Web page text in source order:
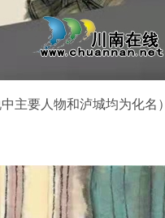
主要人物和泸城均为化名）